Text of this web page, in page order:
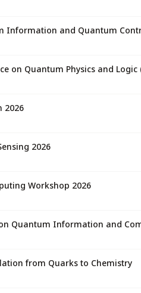
Information and Quantum
on Quantum Physics and Logic
2026
2026
2026 Real-World Quantum Computing Workshop
Quantum Information and
from Quarks to Chemistry